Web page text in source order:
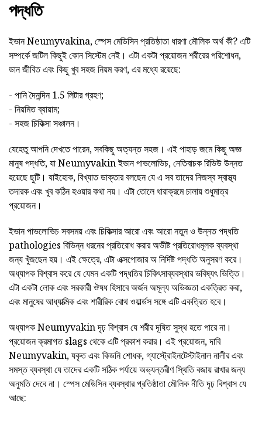
পদ্ধতি
ইভান Neumyvakina, স্পেস মেডিসিন প্রতিষ্ঠাতা ধারণা মৌলিক অর্থ কী? এটি
সম্পর্কে জটিল কিছুই কোন সিস্টেম নেই। এটা একটা প্রয়োজন শরীরের পরিশোধন,
ডান জীবিত এবং কিছু খুব সহজ নিয়ম করণ, এর মধ্যে রয়েছে:
- পানি দৈনন্দিন 1.5 লিটার গ্রহণ;
- নিয়মিত ব্যায়াম;
- সহজ চিকিত্সা সঞ্চালন।
যেহেতু আপনি দেখতে পারেন, সবকিছু অত্যন্ত সহজ। এই পাহাড় জমে কিছু অজ্ঞ
মানুষ পদ্ধতি, যা Neumyvakin ইভান পাভলোভিচ, নেতিবাচক রিভিউ উন্নত
হয়েছে ছুটি। যাইহোক, বিখ্যাত ডাক্তার বলছেন যে এ সব তাদের নিজস্ব স্বাস্থ্য
তদারক এবং খুব কঠিন হওয়ার কথা নয়। এটা তোলে ধারাক্রমে চালায় শুধুমাত্র
প্রয়োজন।
ইভান পাভলোভিচ সবসময় এবং চিকিত্সার আরো এবং আরো নতুন ও উন্নত পদ্ধতি
pathologies বিভিন্ন ধরনের প্রতিরোধ করার অভীষ্ট প্রতিরোধমূলক ব্যবস্থা
জন্য খুঁজছেন হয়। এই ক্ষেত্রে, এটা এক্সপোজার অ নির্দিষ্ট পদ্ধতি অনুসরণ করে।
অধ্যাপক বিশ্বাস করে যে যেমন একটি পদ্ধতির চিকিৎসাব্যবস্থার ভবিষ্যৎ ভিত্তি।
এটা একটা লোক এবং সরকারী ঔষধ হিসাবে অর্জন অমূল্য অভিজ্ঞতা একত্রিত করা,
এবং মানুষের আধ্যাত্মিক এবং শারীরিক বোথ ওয়ার্ল্ডস সঙ্গে এটি একত্রিত হবে।
অধ্যাপক Neumyvakin দৃঢ় বিশ্বাস যে শরীর দূষিত সুস্থ হতে পারে না।
প্রয়োজন ক্রমাগত slags থেকে এটি প্রকাশ করার। এই প্রয়োজন, দাবি
Neumyvakin, যকৃত এবং কিডনি শোধক, গ্যাস্ট্রোইনটেস্টাইনাল নালীর এবং
সমস্ত ব্যবস্থা যে তাদের একটি সঠিক পর্যায়ে অভ্যন্তরীণ স্থিতি বজায় রাখার জন্য
অনুমতি দেবে না। স্পেস মেডিসিন ব্যবস্থার প্রতিষ্ঠাতা মৌলিক নীতি দৃঢ় বিশ্বাস যে
আছে: